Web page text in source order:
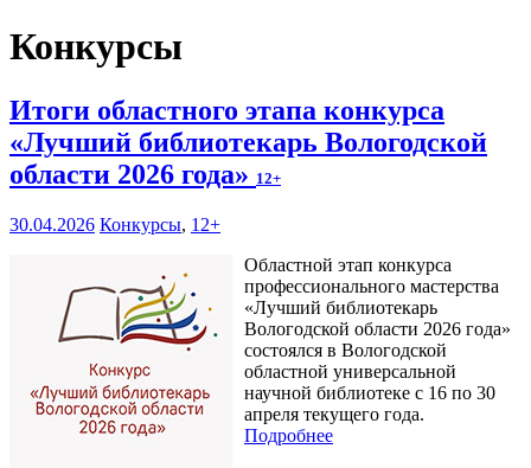
Конкурсы
Итоги областного этапа конкурса
«Лучший библиотекарь Вологодской
области 2026 года» 12+
30.04.2026 Конкурсы, 12+
Областной этап конкурса
профессионального мастерства
«Лучший библиотекарь
Вологодской области 2026 года»
состоялся в Вологодской
областной универсальной
научной библиотеке с 16 по 30
апреля текущего года.
Подробнее